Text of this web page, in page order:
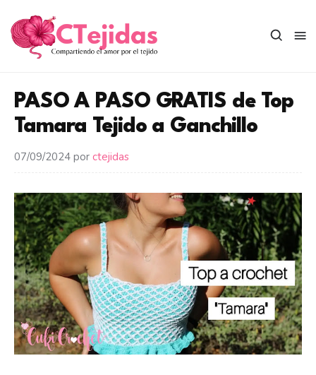
contenido
PASO A PASO GRATIS de Top
Tamara Tejido a Ganchillo
07/09/2024 por ctejidas